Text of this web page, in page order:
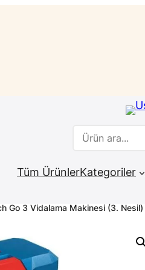
Ara
Tüm ÜrünlerKategoriler
Go 3 Vidalama Makinesi (3. Nesil)